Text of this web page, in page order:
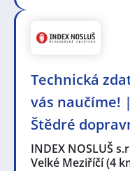
Technická
vás naučíme!
Štědré
INDEX NOSLUŠ
Velké Meziříčí(4